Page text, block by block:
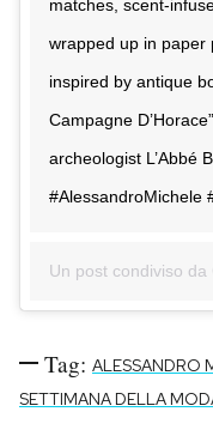
matches, scent-
wrapped up in paper
inspired by antique
Campagne
archeologist L’Abbé
#AlessandroMichele
Un post condiviso
Tag: ALESSANDRO
SETTIMANA DELLA